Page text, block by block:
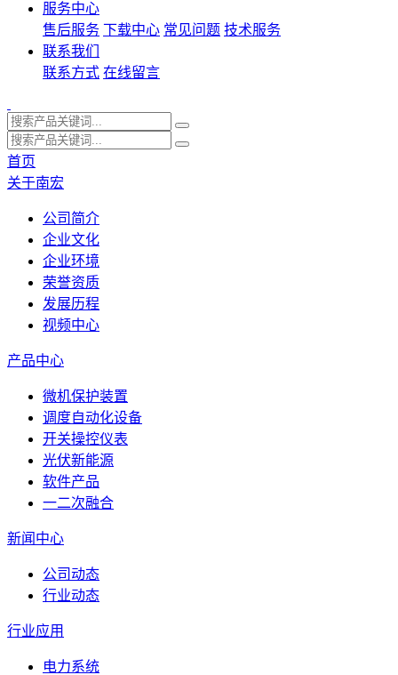
服务中心
售后服务 下载中心 常见问题 技术服务
联系我们
联系方式 在线留言
首页
关于南宏
公司简介
企业文化
企业环境
荣誉资质
发展历程
视频中心
产品中心
微机保护装置
调度自动化设备
开关操控仪表
光伏新能源
软件产品
一二次融合
新闻中心
公司动态
行业动态
行业应用
电力系统